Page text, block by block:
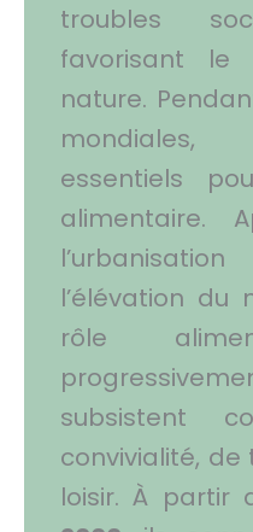
troubles
favorisant
nature.
mondiales,
essentiels
alimentaire.
l’élévation du
rôle
subsistent
convivialité,
loisir. À partir